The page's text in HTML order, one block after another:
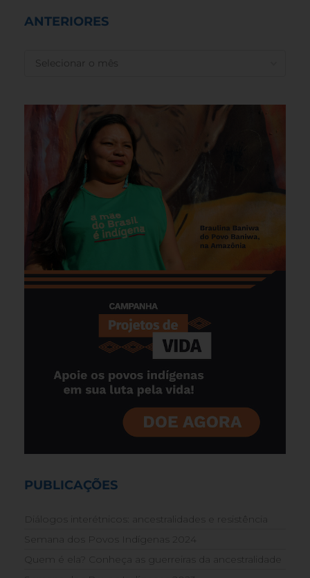
ANTERIORES
PUBLICAÇÕES
Diálogos interétnicos: ancestralidades e resistência
Semana dos Povos Indígenas 2024
Quem é ela? Conheça as guerreiras da ancestralidade